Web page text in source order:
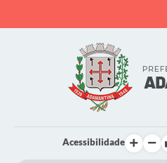
Acessibilidade